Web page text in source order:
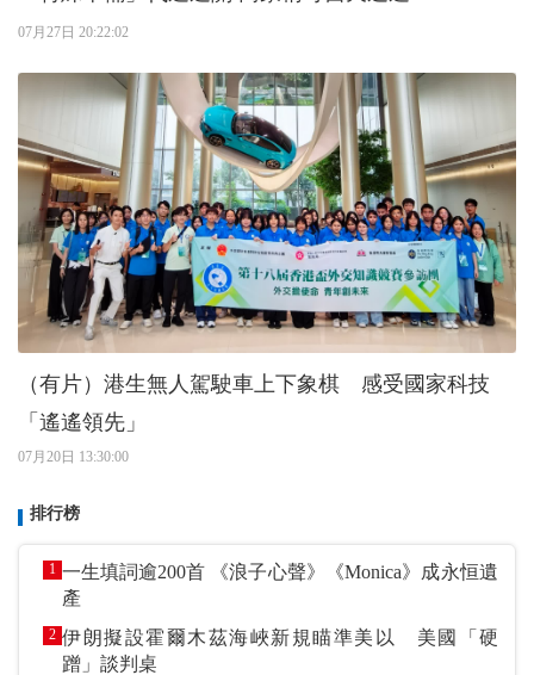
07月27日 20:22:02
（有片）港生無人駕駛車上下象棋 感受國家科技
「遙遙領先」
07月20日 13:30:00
排行榜
1 一生填詞逾200首 《浪子心聲》《Monica》成永恒遺
產
2 伊朗擬設霍爾木茲海峽新規瞄準美以 美國「硬
蹭」談判桌